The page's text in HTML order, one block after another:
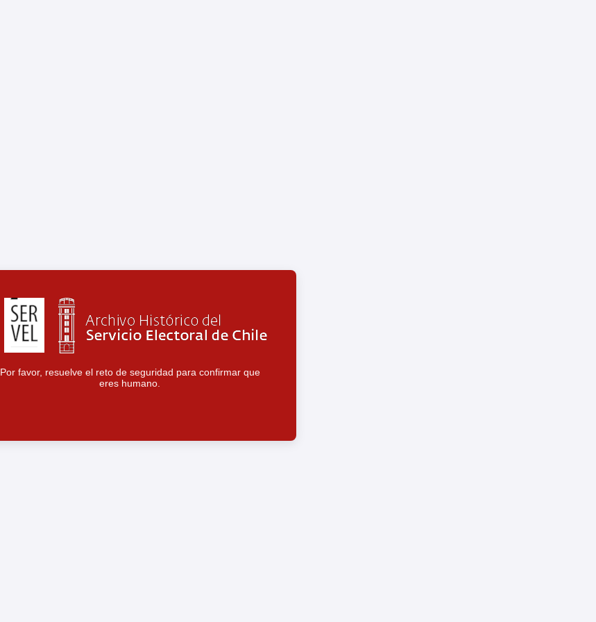
Por favor, resuelve el reto de seguridad para confirmar que
eres humano.